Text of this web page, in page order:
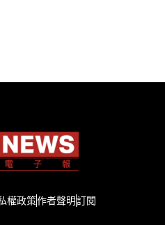
權政策作者聲明訂閱